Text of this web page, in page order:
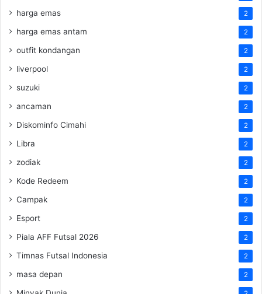
harga emas 2
harga emas antam 2
outfit kondangan 2
liverpool 2
suzuki 2
ancaman 2
Diskominfo Cimahi 2
Libra 2
zodiak 2
Kode Redeem 2
Campak 2
Esport 2
Piala AFF Futsal 2026 2
Timnas Futsal Indonesia 2
masa depan 2